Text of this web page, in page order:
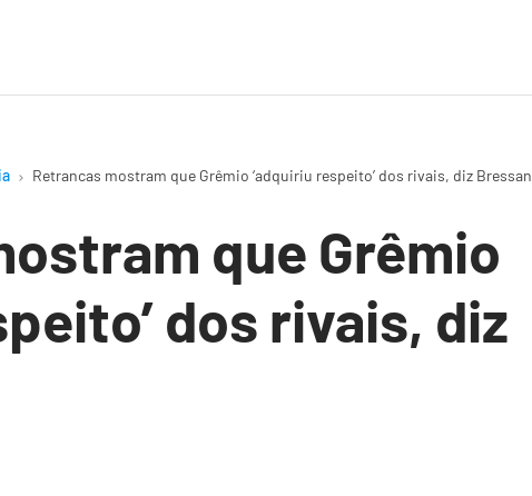
Retrancas mostram que Grêmio ‘adquiriu respeito’ dos rivais, diz Bressan
que Grêmio
dos rivais, diz